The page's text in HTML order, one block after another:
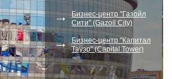
Бизнес-центр "Газойл
Сити" (Gazoil City)
Бизнес-центр "Капитал
Тауэр" (Capital Tower)